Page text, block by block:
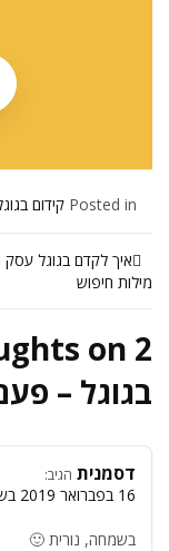
Posted in קידום
איך לקדם בגוגל עסק
מילות חיפוש
2 thoughts on “
בגוגל –
דסמנית הגיב:
16 בפברואר 2019 בשעה 21:32
בשמחה, נורית 🙂